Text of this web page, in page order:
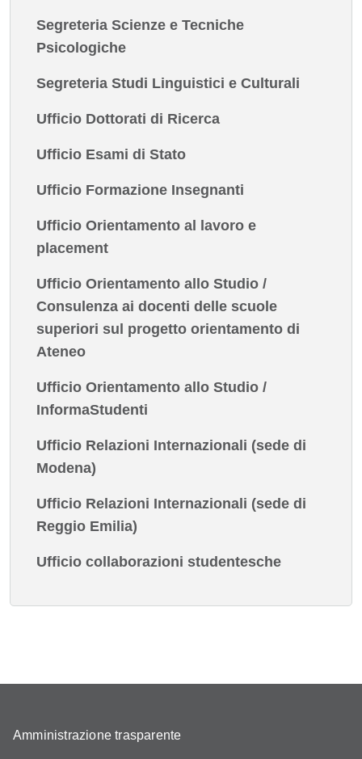
Segreteria Scienze e Tecniche
Psicologiche
Segreteria Studi Linguistici e Culturali
Ufficio Dottorati di Ricerca
Ufficio Esami di Stato
Ufficio Formazione Insegnanti
Ufficio Orientamento al lavoro e
placement
Ufficio Orientamento allo Studio /
Consulenza ai docenti delle scuole
superiori sul progetto orientamento di
Ateneo
Ufficio Orientamento allo Studio /
InformaStudenti
Ufficio Relazioni Internazionali (sede di
Modena)
Ufficio Relazioni Internazionali (sede di
Reggio Emilia)
Ufficio collaborazioni studentesche
Amministrazione trasparente